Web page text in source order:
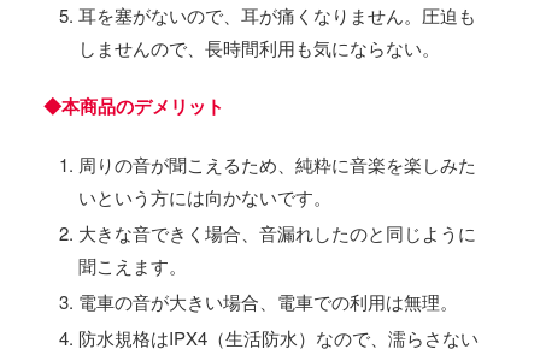
耳を塞がないので、耳が痛くなりません。圧迫も
しませんので、長時間利用も気にならない。
◆本商品のデメリット
周りの音が聞こえるため、純粋に音楽を楽しみた
いという方には向かないです。
大きな音できく場合、音漏れしたのと同じように
聞こえます。
電車の音が大きい場合、電車での利用は無理。
防水規格はIPX4（生活防水）なので、濡らさない